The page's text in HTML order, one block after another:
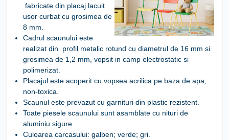
fabricate din placaj lacuit
usor curbat cu grosimea de
8 mm.
Cadrul scaunului este
realizat din profil metalic rotund cu diametrul de 16 mm si
grosimea de 1,2 mm, vopsit in camp electrostatic si
polimerizat.
Placajul este acoperit cu vopsea acrilica pe baza de apa,
non-toxica.
Scaunul este prevazut cu garnituri din plastic rezistent.
Toate piesele scaunului sunt asamblate cu nituri de
aluminiu sigure.
Culoarea carcasului: galben; verde; gri.